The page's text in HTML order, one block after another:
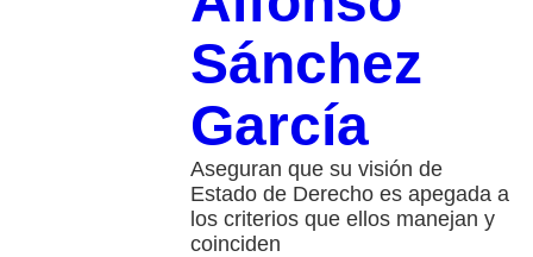
Sánchez
García
Aseguran que su visión de
Estado de Derecho es apegada a
los criterios que ellos manejan y
coinciden